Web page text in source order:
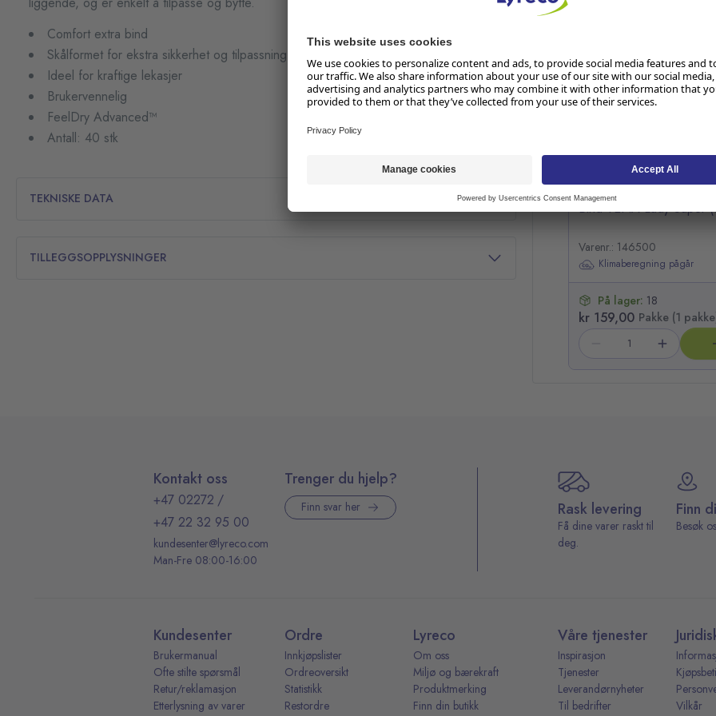
Comfort extra bind
Skålformet for ekstra sikkerhet og tilpassning
Ideel for kraftige lekasjer
Brukervennelig
FeelDry Advanced™
Antall: 40 stk
TEKNISKE DATA
TILLEGGSOPPLYSNINGER
RELATERTE PRODUKTER
Bind TENA Lady Super
Varenr.: 146500
Klimaberegning pågår
På lager: 18
kr 159,00 Pakke (1
Kontakt oss
+47 02272 /
+47 22 32 95 00
kundesenter@lyreco.com
Man-Fre 08:00-16:00
Trenger du hjelp?
Finn svar her Rask levering
Få dine varer raskt til
deg.
Finn
Besøk
Kundesenter
Brukermanual
Ofte stilte spørsmål
Retur/reklamasjon
Etterlysning av varer
Ordre
Innkjøpslister
Ordreoversikt
Statistikk
Restordre
Lyreco
Om oss
Miljø og bærekraft
Produktmerking
Finn din butikk
Våre tjenester
Inspirasjon
Tjenester
Leverandørnyheter
Til bedrifter
Vilkår